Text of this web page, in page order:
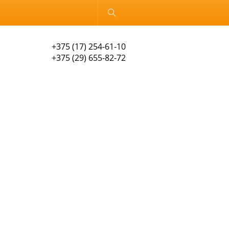
Обычная версия
+375 (17) 254-61-10
+375 (29) 655-82-72